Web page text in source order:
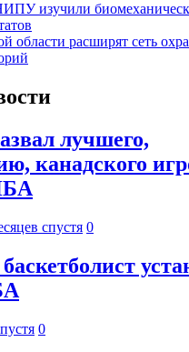
изучили
области расширят сеть
лучшего,
канадского
спустя 0
0